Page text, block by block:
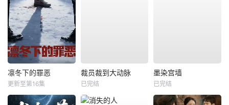
凛冬下的罪恶
更新至第16集
裁员裁到大动脉
已完结
墨染宫墙
已完结